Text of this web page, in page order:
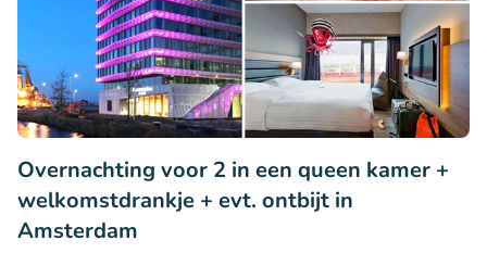
Overnachting voor 2 in een queen kamer +
welkomstdrankje + evt. ontbijt in
Amsterdam